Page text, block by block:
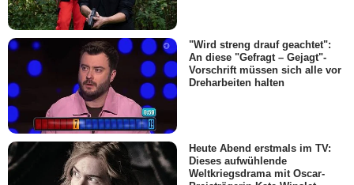
"Wird streng drauf geachtet":
An diese "Gefragt – Gejagt"-
Vorschrift müssen sich alle vor
Dreharbeiten halten
Heute Abend erstmals im TV:
Dieses aufwühlende
Weltkriegsdrama mit Oscar-